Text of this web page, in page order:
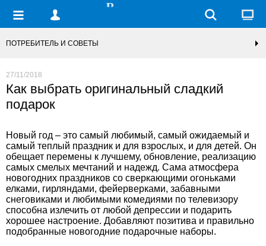
ПОТРЕБИТЕЛЬ И СОВЕТЫ
27/11/2018
Как выбрать оригинальный сладкий
подарок
Новый год – это самый любимый, самый ожидаемый и
самый теплый праздник и для взрослых, и для детей. Он
обещает перемены к лучшему, обновление, реализацию
самых смелых мечтаний и надежд. Сама атмосфера
новогодних праздников со сверкающими огоньками
елками, гирляндами, фейерверками, забавными
снеговиками и любимыми комедиями по телевизору
способна излечить от любой депрессии и подарить
хорошее настроение. Добавляют позитива и правильно
подобранные новогодние подарочные наборы.